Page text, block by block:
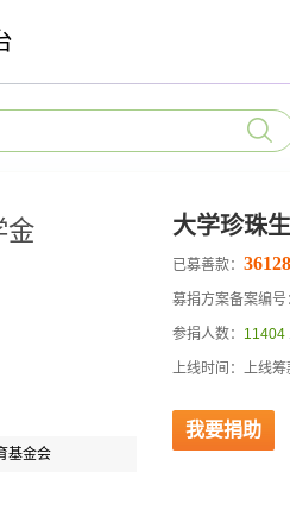
大学珍珠
基金会
已募善款：
募捐方案备案编
参捐人数： 11404
上线时间：上线
我要捐助